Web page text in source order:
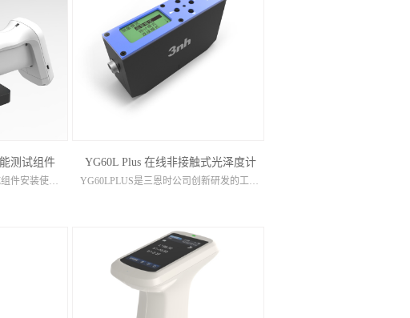
测试组件
ST-700dPlus系列多功能测试组件安装使用说明1.用卧式测量组件进行测量时，仪器需要处于卧倒状态。如图1，将仪器装上尖嘴测量口径（平底口径无法装入），作好相关设置后，先将组件上小压块转到一边，再...
YG60L Plus 在线非接触式光泽度计
YG60LPLUS是三恩时公司创新研发的工业级在线光泽度测试仪，采用非接触式测量物体表面光泽度，无接触、不污染、不破坏样品.支持液体、粉末、糊状物、易损品的在线无损检测。简洁的测头设计可集成于自动化生...